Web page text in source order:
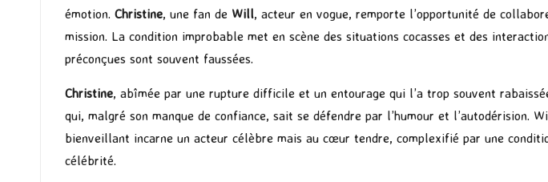
émotion. Christine, une fan de Will, acteur en vogue, remporte l’opportunité de
mission. La condition improbable met en scène des situations cocasses et des
préconçues sont souvent faussées.
Christine, abîmée par une rupture difficile et un entourage qui l’a trop souvent
qui, malgré son manque de confiance, sait se défendre par l’humour et
bienveillant incarne un acteur célèbre mais au cœur tendre, complexifié par une
célébrité.